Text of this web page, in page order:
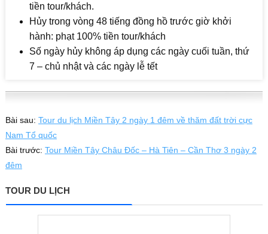
tiền tour/khách.
Hủy trong vòng 48 tiếng đồng hồ trước giờ khởi
hành: phạt 100% tiền tour/khách
Số ngày hủy không áp dụng các ngày cuối tuần, thứ
7 – chủ nhật và các ngày lễ tết
Bài sau: Tour du lịch Miền Tây 2 ngày 1 đêm về thăm đất trời cực
Nam Tổ quốc
Bài trước: Tour Miền Tây Châu Đốc – Hà Tiên – Cần Thơ 3 ngày 2
đêm
TOUR DU LỊCH